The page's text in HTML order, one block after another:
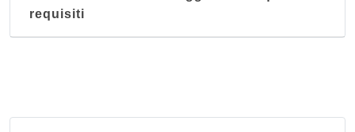
requisiti